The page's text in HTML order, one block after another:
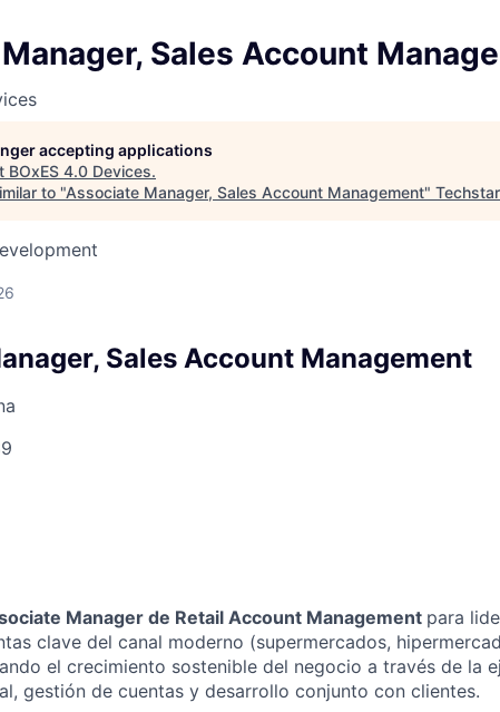
Sales Account
accepting applications
BOxES 4.0 Devices.
to "Associate Manager, Sales Account Management"
Sales Account Management
Manager de Retail Account Management para
clave del canal moderno (supermercados,
el crecimiento sostenible del negocio a través de la
gestión de cuentas y desarrollo conjunto con clientes.